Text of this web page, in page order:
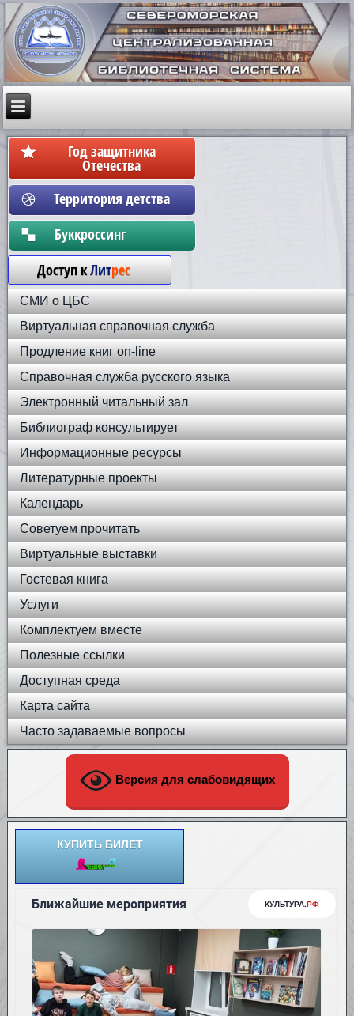
Год защитника
Отечества
Территория детства
Бyккpoccинг
Доступ кЛитрес
СМИ о ЦБС
Виртуальная справочная служба
Продление книг on-line
Справочная служба русского языка
Электронный читальный зал
Библиограф консультирует
Информационные ресурсы
Литературные проекты
Календарь
Советуем прочитать
Виртуальные выставки
Гостевая книга
Услуги
Комплектуем вместе
Полезные ссылки
Доступная среда
Карта сайта
Часто задаваемые вопросы
Версия для слабовидящих
КУПИТЬ БИЛЕТ